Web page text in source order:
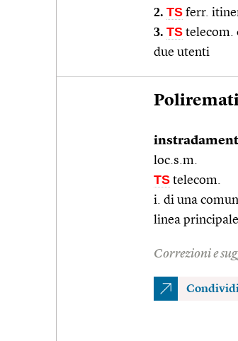
2. TS ferr.
3. TS telecom.
due utenti
loc.s.m.
TS telecom.
i. di una
linea
Correzioni e